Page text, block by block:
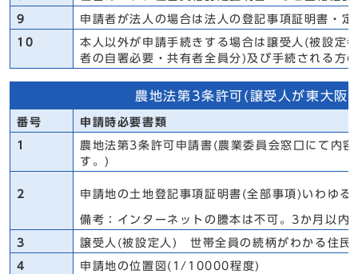
9 申請者が法人の場合は法人の登記事項証明書・
10
本人以外が申請手続きする場合は譲受人(被設定
者の自署必要・共有者全員分)及び手続される方
農地法第3条許可(譲受人が東大阪
番号 申請時必要書類
1
農地法第3条許可申請書(農業委員会窓口にて内
す。)
2 申請地の土地登記事項証明書(全部事項)いわゆ
備考：インターネットの謄本は不可。3か月以
3 譲受人(被設定人) 世帯全員の続柄がわかる住民
4 申請地の位置図(1/10000程度)